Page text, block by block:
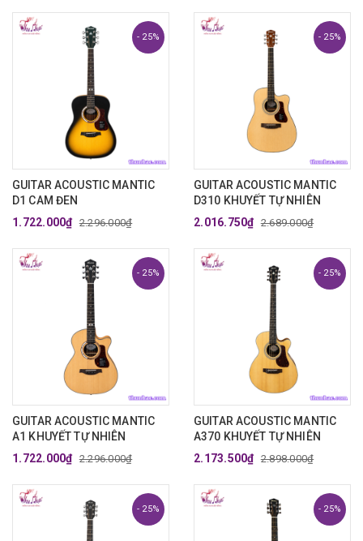
- 25%
GUITAR ACOUSTIC MANTIC
D1 CAM ĐEN
1.722.000₫ 2.296.000₫
- 25%
GUITAR ACOUSTIC MANTIC
D310 KHUYẾT TỰ NHIÊN
2.016.750₫ 2.689.000₫
- 25%
GUITAR ACOUSTIC MANTIC
A1 KHUYẾT TỰ NHIÊN
1.722.000₫ 2.296.000₫
- 25%
GUITAR ACOUSTIC MANTIC
A370 KHUYẾT TỰ NHIÊN
2.173.500₫ 2.898.000₫
- 25% - 25%